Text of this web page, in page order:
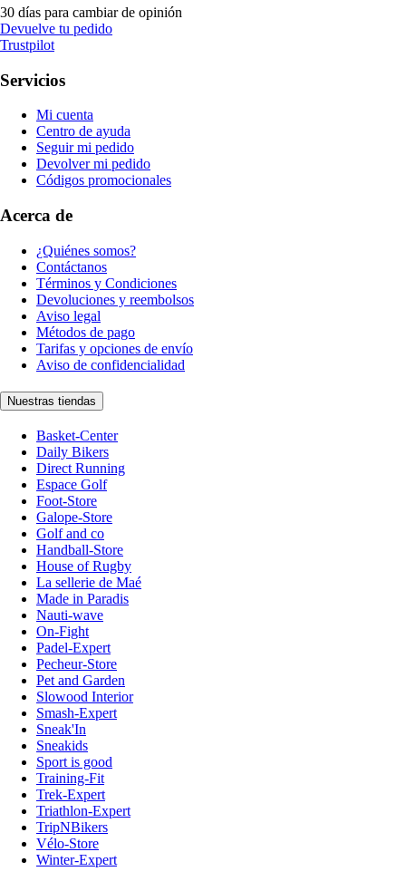
30 días para cambiar de opinión
Devuelve tu pedido
Trustpilot
Servicios
Mi cuenta
Centro de ayuda
Seguir mi pedido
Devolver mi pedido
Códigos promocionales
Acerca de
¿Quiénes somos?
Contáctanos
Términos y Condiciones
Devoluciones y reembolsos
Aviso legal
Métodos de pago
Tarifas y opciones de envío
Aviso de confidencialidad
Nuestras tiendas
Basket-Center
Daily Bikers
Direct Running
Espace Golf
Foot-Store
Galope-Store
Golf and co
Handball-Store
House of Rugby
La sellerie de Maé
Made in Paradis
Nauti-wave
On-Fight
Padel-Expert
Pecheur-Store
Pet and Garden
Slowood Interior
Smash-Expert
Sneak'In
Sneakids
Sport is good
Training-Fit
Trek-Expert
Triathlon-Expert
TripNBikers
Vélo-Store
Winter-Expert